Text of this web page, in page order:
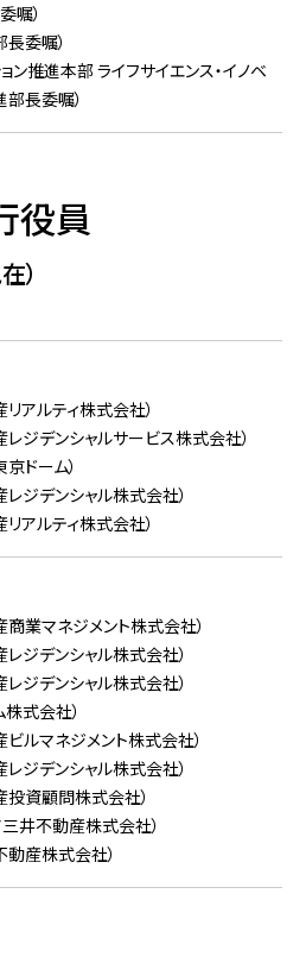
嘱）
長委嘱）
ョン推進本部 ライフサイエンス・イノベ
部長委嘱）
役員
）
リアルティ株式会社）
レジデンシャルサービス株式会社）
ドーム）
レジデンシャル株式会社）
リアルティ株式会社）
商業マネジメント株式会社）
レジデンシャル株式会社）
レジデンシャル株式会社）
株式会社）
ビルマネジメント株式会社）
レジデンシャル株式会社）
投資顧問株式会社）
三井不動産株式会社）
動産株式会社）